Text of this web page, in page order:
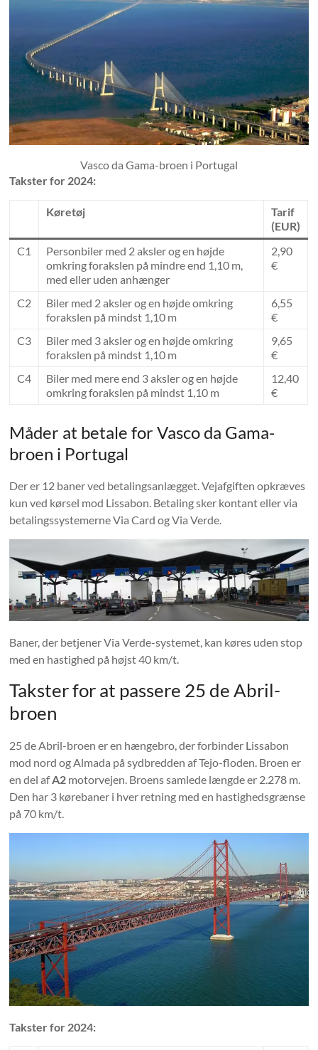
Vasco da Gama-broen i Portugal
Takster for 2024:
Køretøj
Tarif
(EUR)
C1
Personbiler med 2 aksler og en højde
omkring forakslen på mindre end 1,10 m,
med eller uden anhænger
2,90
€
C2
Biler med 2 aksler og en højde omkring
forakslen på mindst 1,10 m
6,55
€
C3
Biler med 3 aksler og en højde omkring
forakslen på mindst 1,10 m
9,65
€
C4
Biler med mere end 3 aksler og en højde
omkring forakslen på mindst 1,10 m
12,40
€
Måder at betale for Vasco da Gama-
broen i Portugal
Der er 12 baner ved betalingsanlægget. Vejafgiften opkræves
kun ved kørsel mod Lissabon. Betaling sker kontant eller via
betalingssystemerne Via Card og Via Verde.
Baner, der betjener Via Verde-systemet, kan køres uden stop
med en hastighed på højst 40 km/t.
Takster for at passere 25 de Abril-
broen
25 de Abril-broen er en hængebro, der forbinder Lissabon
mod nord og Almada på sydbredden af ​​Tejo-floden. Broen er
en del afA2 motorvejen. Broens samlede længde er 2.278 m.
Den har 3 kørebaner i hver retning med en hastighedsgrænse
på 70 km/t.
Takster for 2024: